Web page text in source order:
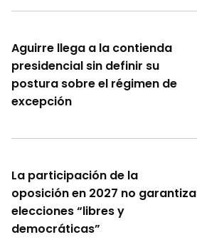
Aguirre llega a la contienda
presidencial sin definir su
postura sobre el régimen de
excepción
La participación de la
oposición en 2027 no garantiza
elecciones “libres y
democráticas”